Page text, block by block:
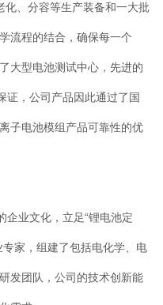
化、分容等生产装备和一大批
流程的结合，确保每一个
大型电池测试中心，先进的
证，公司产品因此通过了国
子电池模组产品可靠性的优
企业文化，立足“锂电池定
家，组建了包括电化学、电
发团队，公司的技术创新能